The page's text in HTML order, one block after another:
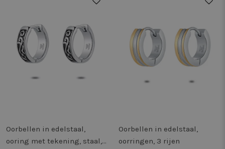
Oorbellen in edelstaal,
ooring met tekening, staal,
Oorbellen in edelstaal,
oorringen, 3 rijen